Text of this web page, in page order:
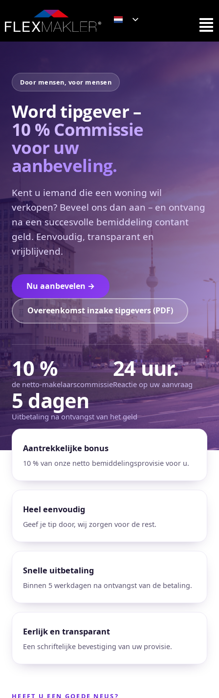
Door mensen, voor mensen
Word tipgever –
10 % Commissie
voor uw
aanbeveling.
Kent u iemand die een woning wil
verkopen? Beveel ons dan aan – en ontvang
na een succesvolle bemiddeling contant
geld. Eenvoudig, transparant en
vrijblijvend.
Nu aanbevelen →
Overeenkomst inzake tipgevers (PDF)
10 %
de netto-makelaarscommissie
24 uur.
Reactie op uw aanvraag
5 dagen
Uitbetaling na ontvangst van het geld
Aantrekkelijke bonus
10 % van onze netto bemiddelingsprovisie voor u.
Heel eenvoudig
Geef je tip door, wij zorgen voor de rest.
Snelle uitbetaling
Binnen 5 werkdagen na ontvangst van de betaling.
Eerlijk en transparant
Een schriftelijke bevestiging van uw provisie.
HEEFT U EEN GOEDE NEUS?